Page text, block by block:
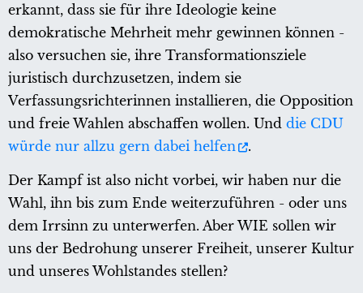
erkannt, dass sie für ihre Ideologie keine
demokratische Mehrheit mehr gewinnen können -
also versuchen sie, ihre Transformationsziele
juristisch durchzusetzen, indem sie
Verfassungsrichterinnen installieren, die Opposition
und freie Wahlen abschaffen wollen. Und die CDU
würde nur allzu gern dabei helfen
.
Der Kampf ist also nicht vorbei, wir haben nur die
Wahl, ihn bis zum Ende weiterzuführen - oder uns
dem Irrsinn zu unterwerfen. Aber WIE sollen wir
uns der Bedrohung unserer Freiheit, unserer Kultur
und unseres Wohlstandes stellen?